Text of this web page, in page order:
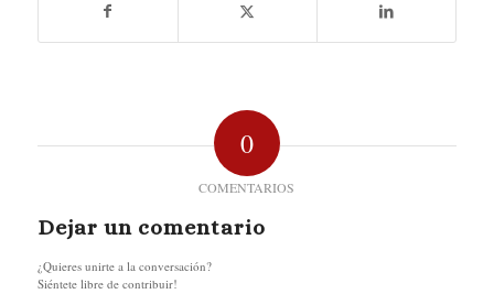
0
COMENTARIOS
Dejar un comentario
¿Quieres unirte a la conversación?
Siéntete libre de contribuir!